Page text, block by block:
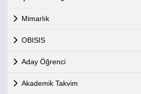
Mimarlık
OBISIS
Aday Öğrenci
Akademik Takvim